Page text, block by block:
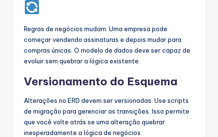
Regras de negócios mudam. Uma empresa pode
começar vendendo assinaturas e depois mudar para
compras únicas. O modelo de dados deve ser capaz de
evoluir sem quebrar a lógica existente.
Versionamento do Esquema
Alterações no ERD devem ser versionadas. Use scripts
de migração para gerenciar as transições. Isso permite
que você volte atrás se uma alteração quebrar
inesperadamente a lógica de negócios.